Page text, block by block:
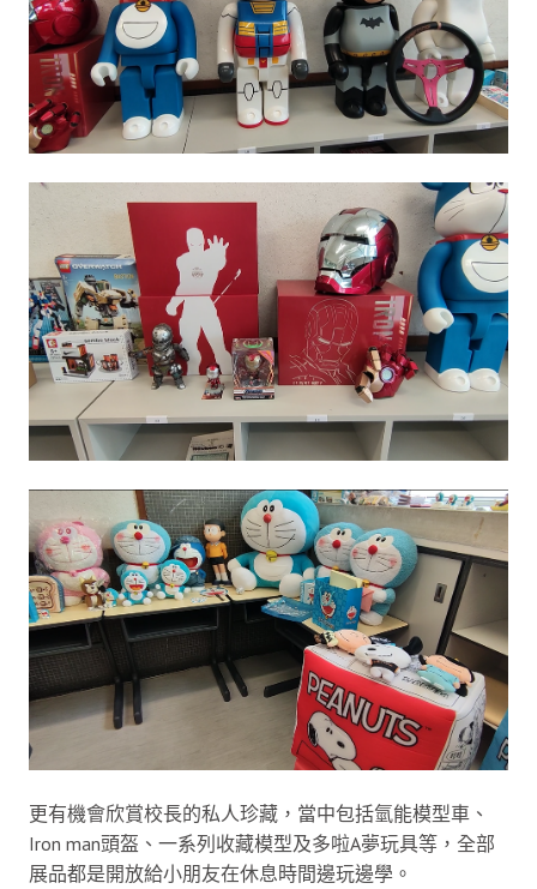
更有機會欣賞校長的私人珍藏，當中包括氫能模型車、
Iron man頭盔、一系列收藏模型及多啦A夢玩具等，全部
展品都是開放給小朋友在休息時間邊玩邊學。